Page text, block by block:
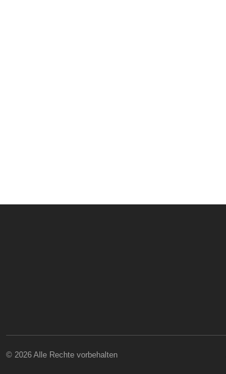
© 2026 Alle Rechte vorbehalten